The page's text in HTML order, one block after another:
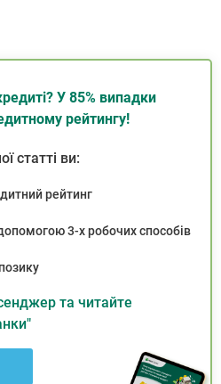
У 85% випадки
рейтингу!
статті ви:
рейтинг
3-х робочих способів
та читайте